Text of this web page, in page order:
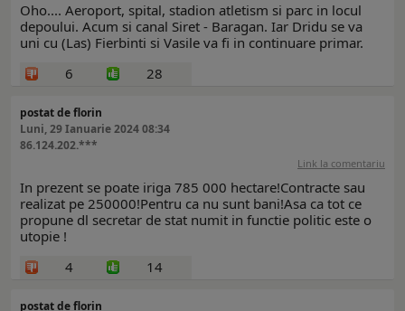
Oho.... Aeroport, spital, stadion atletism si parc in locul
depoului. Acum si canal Siret - Baragan. Iar Dridu se va
uni cu (Las) Fierbinti si Vasile va fi in continuare primar.
6
28
postat de florin
Luni, 29 Ianuarie 2024 08:34
86.124.202.***
Link la comentariu
In prezent se poate iriga 785 000 hectare!Contracte sau
realizat pe 250000!Pentru ca nu sunt bani!Asa ca tot ce
propune dl secretar de stat numit in functie politic este o
utopie !
4
14
postat de florin